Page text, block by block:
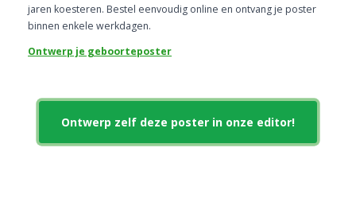
jaren koesteren. Bestel eenvoudig online en ontvang je poster
binnen enkele werkdagen.
Ontwerp je geboorteposter
Ontwerp zelf deze poster in onze editor!